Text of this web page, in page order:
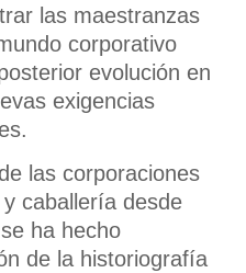
las maestranzas
corporativo
evolución en
exigencias
las corporaciones
caballería desde
ha hecho
de la historiografía